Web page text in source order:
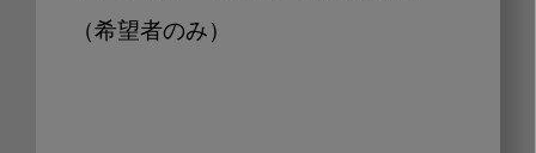
（希望者のみ）